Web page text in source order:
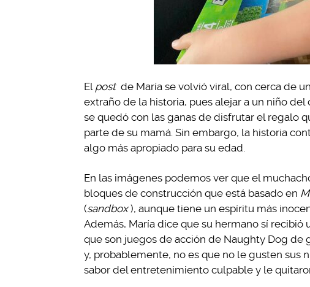
El post de María se volvió viral, con cerca de
extraño de la historia, pues alejar a un niño
se quedó con las ganas de disfrutar el regalo
parte de su mamá. Sin embargo, la historia
algo más apropiado para su edad.
En las imágenes podemos ver que el
bloques de construcción que está basado en
(sandbox ), aunque tiene un espíritu más
Además, María dice que su hermano sí recibió
que son juegos de acción de Naughty Dog de
y, probablemente, no es que no le gusten sus
sabor del entretenimiento culpable y le